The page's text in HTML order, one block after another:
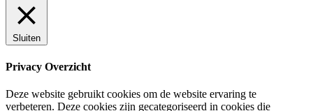
Sluiten
Privacy Overzicht
Deze website gebruikt cookies om de website ervaring te
verbeteren. Deze cookies zijn gecategoriseerd in cookies die